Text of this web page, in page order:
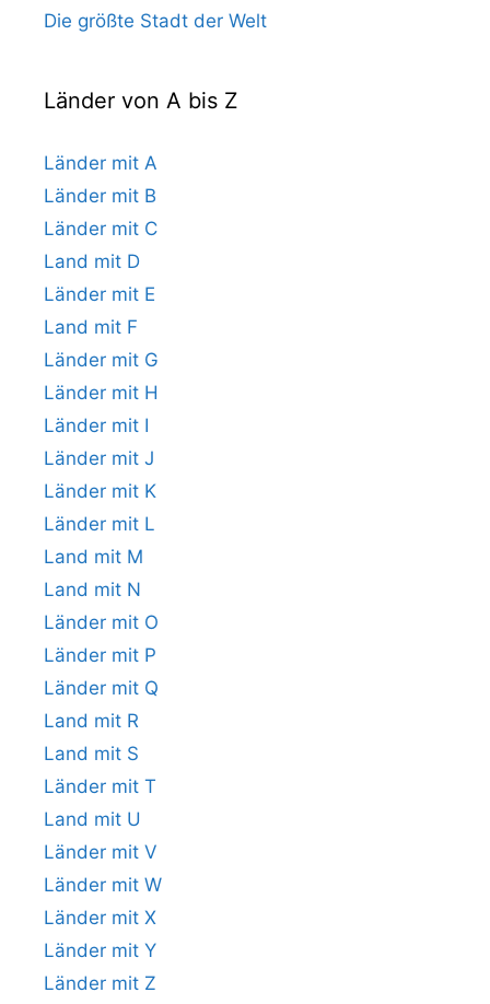
Die größte Stadt der Welt
Länder von A bis Z
Länder mit A
Länder mit B
Länder mit C
Land mit D
Länder mit E
Land mit F
Länder mit G
Länder mit H
Länder mit I
Länder mit J
Länder mit K
Länder mit L
Land mit M
Land mit N
Länder mit O
Länder mit P
Länder mit Q
Land mit R
Land mit S
Länder mit T
Land mit U
Länder mit V
Länder mit W
Länder mit X
Länder mit Y
Länder mit Z